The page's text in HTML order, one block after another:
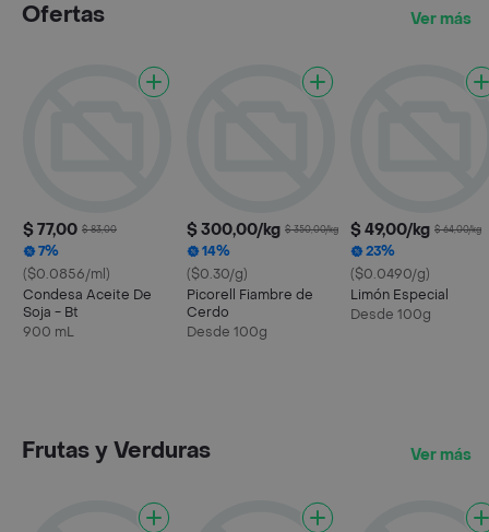
Ofertas Ver más
$ 77,00 $ 83,00
7%
($0.0856/ml)
Condesa Aceite De
Soja - Bt
900 mL
$ 300,00/kg $ 350,00/kg
14%
($0.30/g)
Picorell Fiambre de
Cerdo
Desde 100g
$ 49,00/kg $ 64,00/kg
23%
($0.0490/g)
Limón Especial
Desde 100g
Frutas y Verduras Ver más